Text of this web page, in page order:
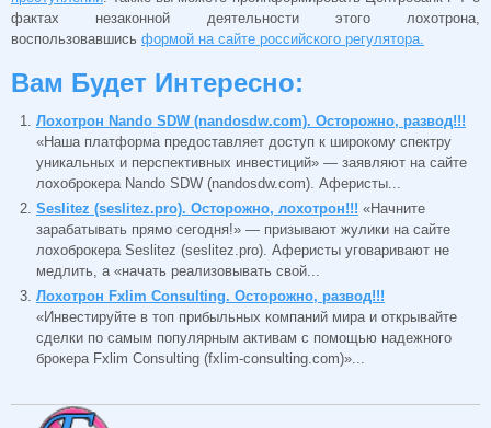
фактах незаконной деятельности этого лохотрона,
воспользовавшись формой на сайте российского регулятора.
Вам Будет Интересно:
Лохотрон Nando SDW (nandosdw.com). Осторожно, развод!!!
«Наша платформа предоставляет доступ к широкому спектру
уникальных и перспективных инвестиций» — заявляют на сайте
лохоброкера Nando SDW (nandosdw.com). Аферисты...
Seslitez (seslitez.pro). Осторожно, лохотрон!!! «Начните
зарабатывать прямо сегодня!» — призывают жулики на сайте
лохоброкера Seslitez (seslitez.pro). Аферисты уговаривают не
медлить, а «начать реализовывать свой...
Лохотрон Fxlim Consulting. Осторожно, развод!!!
«Инвестируйте в топ прибыльных компаний мира и открывайте
сделки по самым популярным активам с помощью надежного
брокера Fxlim Consulting (fxlim-consulting.com)»...